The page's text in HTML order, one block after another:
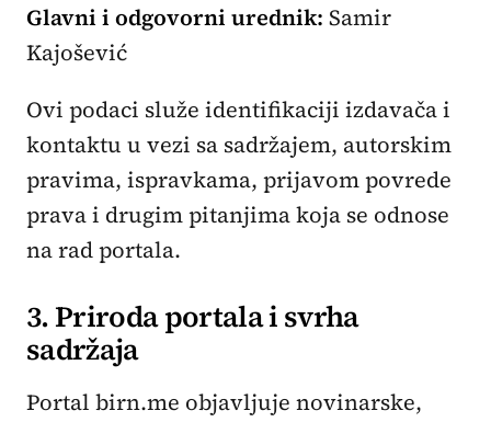
Glavni i odgovorni urednik: Samir
Kajošević
Ovi podaci služe identifikaciji izdavača i
kontaktu u vezi sa sadržajem, autorskim
pravima, ispravkama, prijavom povrede
prava i drugim pitanjima koja se odnose
na rad portala.
3. Priroda portala i svrha
sadržaja
Portal birn.me objavljuje novinarske,